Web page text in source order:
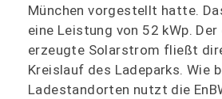
München vorgestellt hatte.
eine Leistung von 52 kWp. Der
erzeugte Solarstrom fließt
Kreislauf des Ladeparks. Wie
Ladestandorten nutzt die